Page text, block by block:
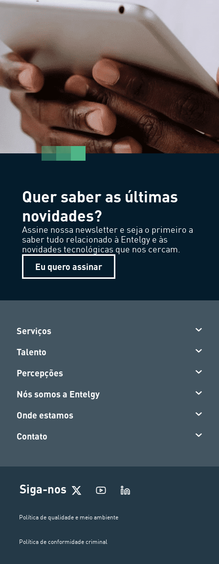
Quer saber as últimas
novidades?
Assine nossa newsletter e seja o primeiro a
saber tudo relacionado à Entelgy e às
novidades tecnológicas que nos cercam.
Eu quero assinar
Serviços
Talento
Percepções
Nós somos a Entelgy
Onde estamos
Contato
Siga-nos
Política de qualidade e meio ambiente
Política de conformidade criminal